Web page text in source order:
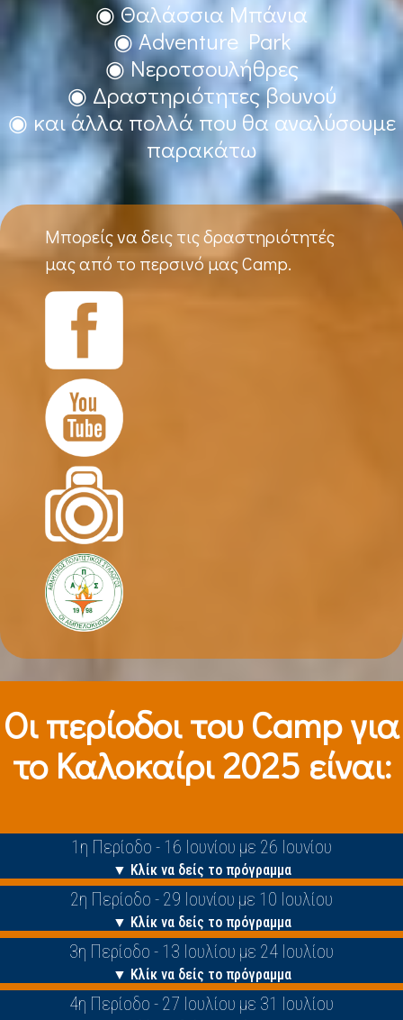
◉ Θαλάσσια Μπάνια
◉ Adventure Park
◉ Νεροτσουλήθρες
◉ Δραστηριότητες βουνού
◉ και άλλα πολλά που θα αναλύσουμε
παρακάτω
Μπορείς να δεις τις δραστηριότητές
μας από το περσινό μας Camp.
Οι περίοδοι τoυ Camp για
το Καλοκαίρι 2025 είναι:
1η Περίοδο - 16 Ιουνίου με 26 Ιουνίου
▼ Κλίκ να δείς το πρόγραμμα
2η Περίοδο - 29 Ιουνίου με 10 Ιουλίου
▼ Κλίκ να δείς το πρόγραμμα
3η Περίοδο - 13 Ιουλίου με 24 Ιουλίου
▼ Κλίκ να δείς το πρόγραμμα
4η Περίοδο - 27 Ιουλίου με 31 Ιουλίου